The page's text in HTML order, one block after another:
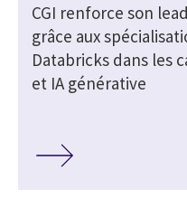
CGI renforce son
grâce aux
Databricks dans les
et IA générative